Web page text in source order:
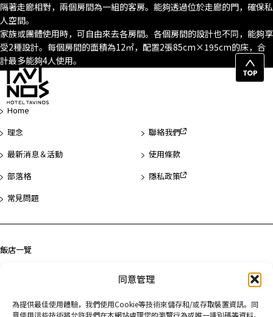
同意管理
為提供最佳使用體驗，我們使用Cookie等技術來儲存和/或存取裝置資訊。同
意使用這些技術將允許我們在本網站處理您的瀏覽行為或唯一識別碼等資料。
隔著走廊相對，兩個房間為一組的客房。能夠透過位於走廊的門，確保私
人空間。
家族或團體使用時，可自由來去各房間。各個房間的設計也不同，能夠享
受2種設計。每個房間的面積為12㎡，配置2張85cm×195cm的床，合
計最多能夠4人使用。
回
Home
理念
最新消息＆活動
部落格
常見問題
聯絡我們
使用條款
隱私政策
飯店一覽